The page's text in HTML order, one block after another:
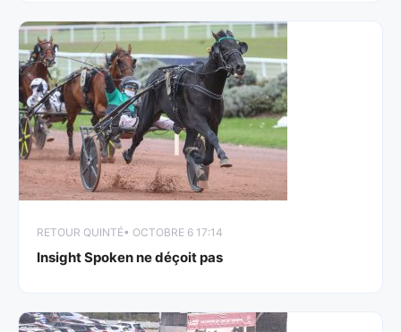
RETOUR QUINTÉ• OCTOBRE 6 17:14
Insight Spoken ne déçoit pas